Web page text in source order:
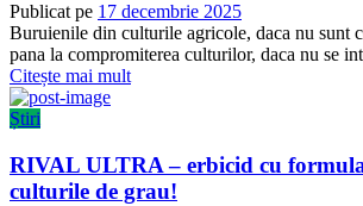
Publicat pe 17 decembrie 2025
Buruienile din culturile agricole, daca nu sunt
pana la compromiterea culturilor, daca nu se
Citește mai mult
Știri
RIVAL ULTRA – erbicid cu
culturile de grau!